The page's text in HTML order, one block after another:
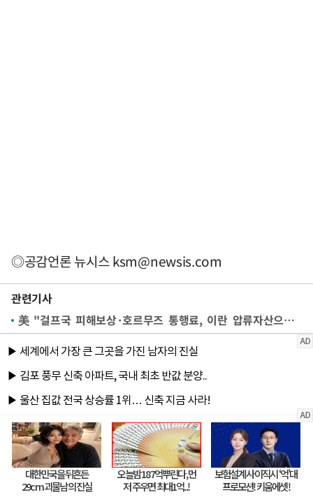
◎공감언론 뉴시스ksm@newsis.com
관련기사
美 "걸프국 피해보상·호르무즈 통행료, 이란 압류자산으로 상쇄"